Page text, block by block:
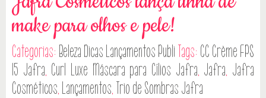
make para olhos e pele!
Categorias: Beleza Dicas Lançamentos Publi Tags: CC Crème FPS
15 Jafra, Curl Luxe Máscara para Cílios Jafra, Jafra, Jafra
Cosméticos, Lançamentos, Trio de Sombras Jafra